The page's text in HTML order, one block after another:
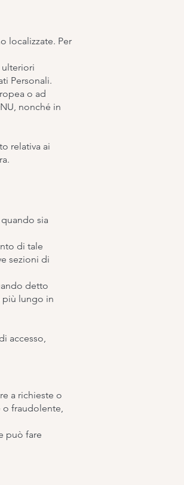
localizzate. Per
ulteriori
Personali.
o ad
nonché in
relativa ai
sia
di tale
sezioni di
detto
più lungo in
accesso,
a richieste o
o fraudolente,
può fare